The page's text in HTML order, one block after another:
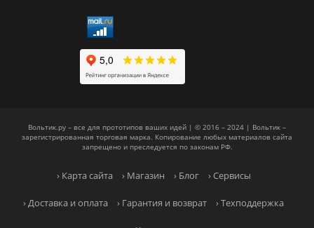
Вольтик.ру – все для прототипов ваших идей | © 2016 – 2024 | Вольтик –
зарегистрированная торговая марка. Копирование любых материалов сайта
запрещено и преследуется по законам РФ.
› Карта сайта › Магазин › Блог › Сервисы
› Доставка и оплата › Гарантия и возврат › Техподдержка